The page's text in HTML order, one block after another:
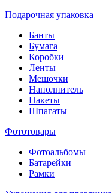
Подарочная упаковка
Банты
Бумага
Коробки
Ленты
Мешочки
Наполнитель
Пакеты
Шпагаты
Фототовары
Фотоальбомы
Батарейки
Рамки